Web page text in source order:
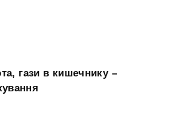
гази в кишечнику –